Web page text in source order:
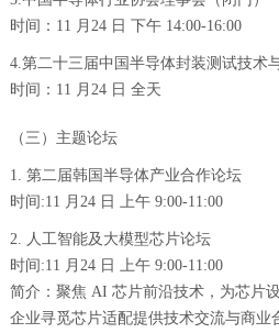
时间：11 月24 日 下午 14:00-16:00
4.第二十三届中国半导体封装测试技术
时间：11 月24 日 全天
（三）主题论坛
1. 第二届韩国半导体产业合作论坛
时间:11 月24 日 上午 9:00-11:00
2. 人工智能及大模型芯片论坛
时间:11 月24 日 上午 9:00-11:00
简介：聚焦 AI 芯片前沿技术，为芯片
企业寻觅芯片适配提供技术交流与商